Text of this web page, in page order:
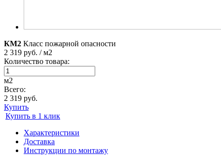
КМ2 Класс пожарной опасности
2 319 руб. / м2
Количество товара:
м2
Всего:
2 319 руб.
Купить
Купить в 1 клик
Характеристики
Доставка
Инструкции по монтажу